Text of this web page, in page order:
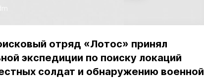
отряд «Лотос» принял
экспедиции по поиску локаций
солдат и обнаружению военной